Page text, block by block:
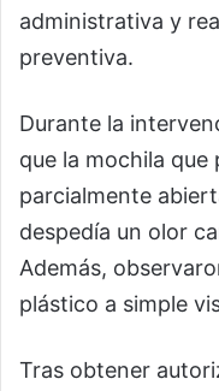
administrativa y
preventiva.
Durante la
que la mochila
parcialmente
despedía un olor
Además,
plástico a simple
Tras obtener